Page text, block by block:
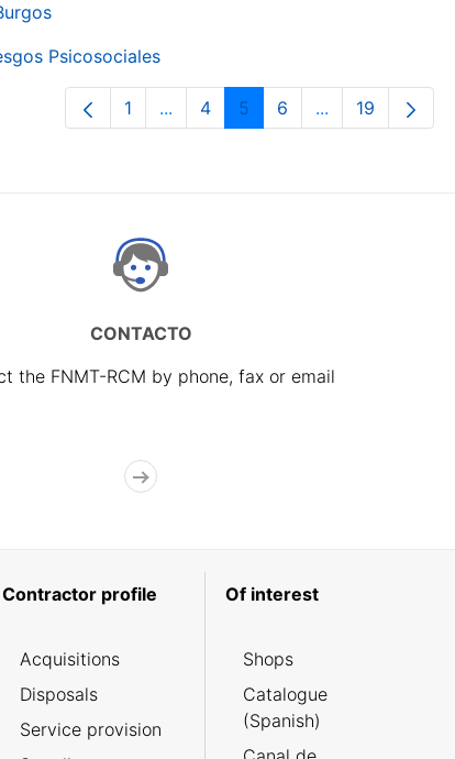
Psicosociales
Page
1 ...Intermediate Pages Use TAB to
Page
4 Page
5 Page
6 ...Intermediate
Page
19
CONTACTO
the FNMT-RCM by phone, fax or email
Contractor profile
Acquisitions
Disposals
Service provision
Of interest
Shops
Catalogue
(Spanish)